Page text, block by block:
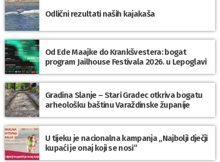
Odlični rezultati naših kajakaša
Od Ede Maajke do Krankšvestera: bogat
program Jailhouse Festivala 2026. u Lepoglavi
Gradina Slanje – Stari Gradec otkriva bogatu
arheološku baštinu Varaždinske županije
U tijeku je nacionalna kampanja „Najbolji dječji
kupaći je onaj koji se nosi“